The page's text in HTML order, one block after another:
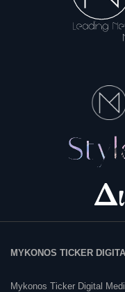
MYKONOS TICKER
Mykonos Ticker Digital